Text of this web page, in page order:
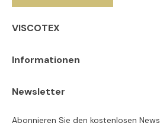
VISCOTEX
Informationen
Newsletter
Abonnieren Sie den kostenlosen